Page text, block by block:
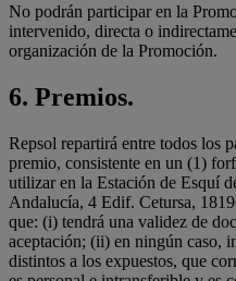
No podrán participar en la
intervenido, directa o
organización de la Promoción.
6. Premios.
Repsol repartirá entre todos los
premio, consistente en un (1)
utilizar en la Estación de Esquí
Andalucía, 4 Edif. Cetursa,
que: (i) tendrá una validez de
aceptación; (ii) en ningún caso,
distintos a los expuestos, que